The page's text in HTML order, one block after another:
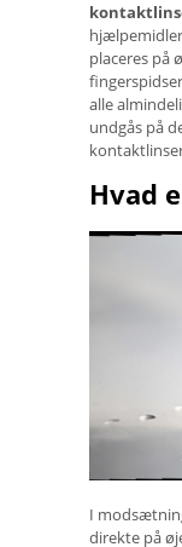
placeres på
alle
undgås på
Hvad
I
direkte på